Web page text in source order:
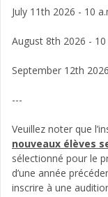
July 11th 2026 - 10
August 8th 2026 - 10
September 12th
---
Veuillez noter que
nouveaux élèves
sélectionné pour le
d’une année
inscrire à une